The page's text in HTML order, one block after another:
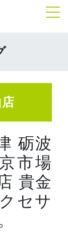
砺波
市場
貴金
セサ